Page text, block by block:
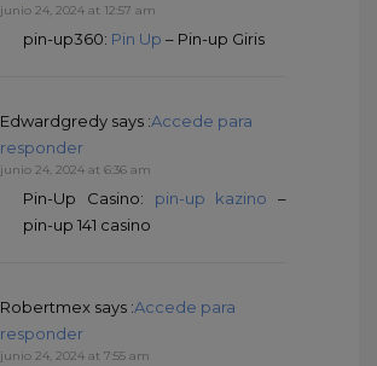
junio 24, 2024 at 12:57 am
pin-up360: Pin Up – Pin-up Giris
Edwardgredy says :Accede para
responder
junio 24, 2024 at 6:36 am
Pin-Up Casino: pin-up kazino –
pin-up 141 casino
Robertmex says :Accede para
responder
junio 24, 2024 at 7:55 am